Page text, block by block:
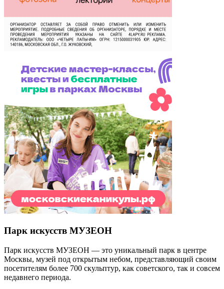
Парк искусств МУЗЕОН
Парк искусств МУЗЕОН — это уникальный парк в центре
Москвы, музей под открытым небом, представляющий своим
посетителям более 700 скульптур, как советского, так и совсем
недавнего периода.